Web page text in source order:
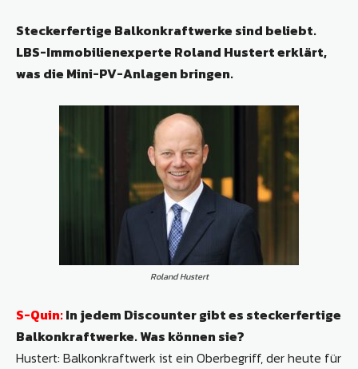
Steckerfertige Balkonkraftwerke sind beliebt.
LBS-Immobilienexperte Roland Hustert erklärt,
was die Mini-PV-Anlagen bringen.
Roland Hustert
S-Quin:In jedem Discounter gibt es steckerfertige
Balkonkraftwerke. Was können sie?
Hustert: Balkonkraftwerk ist ein Oberbegriff, der heute für